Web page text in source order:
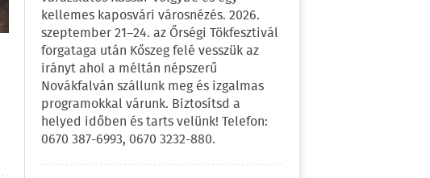
kellemes kaposvári városnézés. 2026.
szeptember 21–24. az Őrségi Tökfesztivál
forgataga után Kőszeg felé vesszük az
irányt ahol a méltán népszerű
Novákfalván szállunk meg és izgalmas
programokkal várunk. Biztosítsd a
helyed időben és tarts velünk! Telefon:
0670 387-6993, 0670 3232-880.